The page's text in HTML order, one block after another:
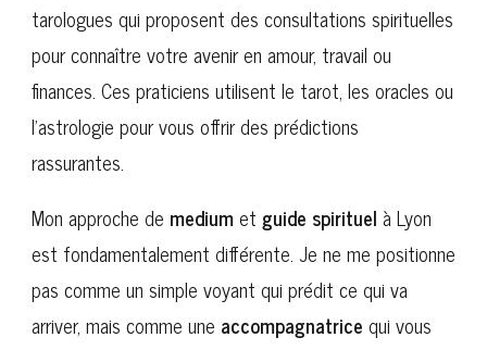
tarologues qui proposent des consultations spirituelles
pour connaître votre avenir en amour, travail ou
finances. Ces praticiens utilisent le tarot, les oracles ou
l’astrologie pour vous offrir des prédictions
rassurantes.
Mon approche de mediumet guide spirituel à Lyon
est fondamentalement différente. Je ne me positionne
pas comme un simple voyant qui prédit ce qui va
arriver, mais comme une accompagnatrice qui vous